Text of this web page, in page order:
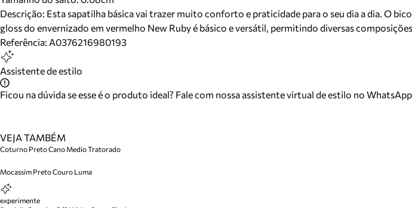
Descrição: Esta sapatilha básica vai trazer muito conforto e praticidade para o seu dia a dia. O
gloss do envernizado em vermelho New Ruby é básico e versátil, permitindo diversas
Referência: A0376216980193
Assistente de estilo
Ficou na dúvida se esse é o produto ideal? Fale com nossa assistente virtual de estilo no
VEJA TAMBÉM
Coturno Preto Cano Medio Tratorado
Mocassim Preto Couro Luma
experimente